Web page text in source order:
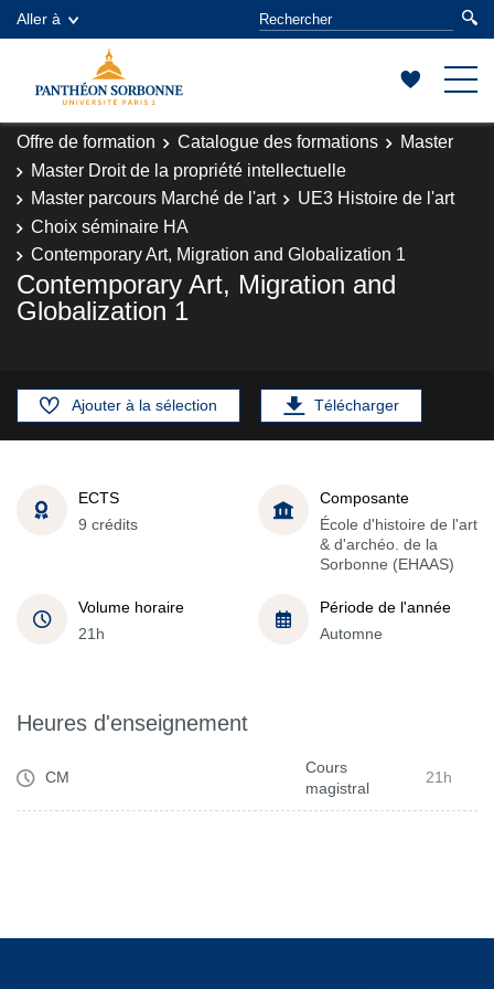
Aller à
Offre de formation Catalogue des formations
Master
Master Droit de la propriété intellectuelle
Master parcours Marché de l'art
UE3 Histoire de l'art
Choix séminaire HA
Contemporary Art, Migration and Globalization 1
Contemporary Art, Migration and
Globalization 1
Ajouter à la sélection Télécharger
ECTS
9 crédits
Composante
École d'histoire de l'art
& d'archéo. de la
Sorbonne (EHAAS)
Volume horaire
21h
Période de l'année
Automne
Heures d'enseignement
CM
Cours
magistral
21h